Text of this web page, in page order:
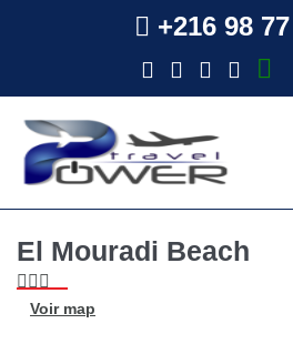
+216 98
El Mouradi Beach
Voir map